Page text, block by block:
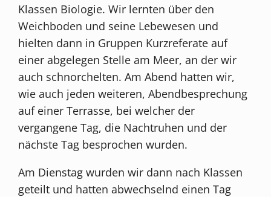
Klassen Biologie. Wir lernten über den
Weichboden und seine Lebewesen und
hielten dann in Gruppen Kurzreferate auf
einer abgelegen Stelle am Meer, an der wir
auch schnorchelten. Am Abend hatten wir,
wie auch jeden weiteren, Abendbesprechung
auf einer Terrasse, bei welcher der
vergangene Tag, die Nachtruhen und der
nächste Tag besprochen wurden.
Am Dienstag wurden wir dann nach Klassen
geteilt und hatten abwechselnd einen Tag